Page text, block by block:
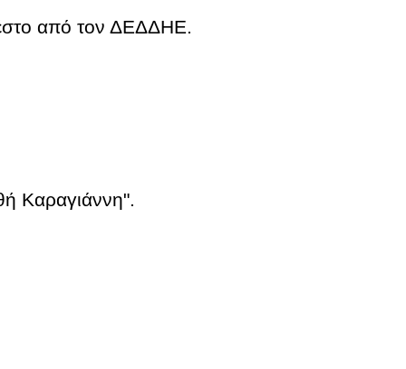
από τον ΔΕΔΔΗΕ.
"Ανθή Καραγιάννη".